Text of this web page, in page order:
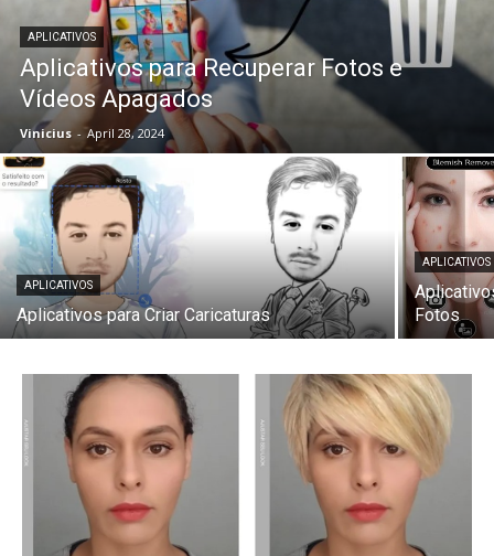
APLICATIVOS
Aplicativos para Recuperar Fotos e
Vídeos Apagados
Vinicius - April 28, 2024
APLICATIVOS
Aplicativos para Criar Caricaturas
APLICATIVOS
Fotos